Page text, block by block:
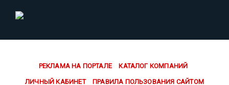
РЕКЛАМА НА ПОРТАЛЕ КАТАЛОГ КОМПАНИЙ
ЛИЧНЫЙ КАБИНЕТ ПРАВИЛА ПОЛЬЗОВАНИЯ САЙТОМ